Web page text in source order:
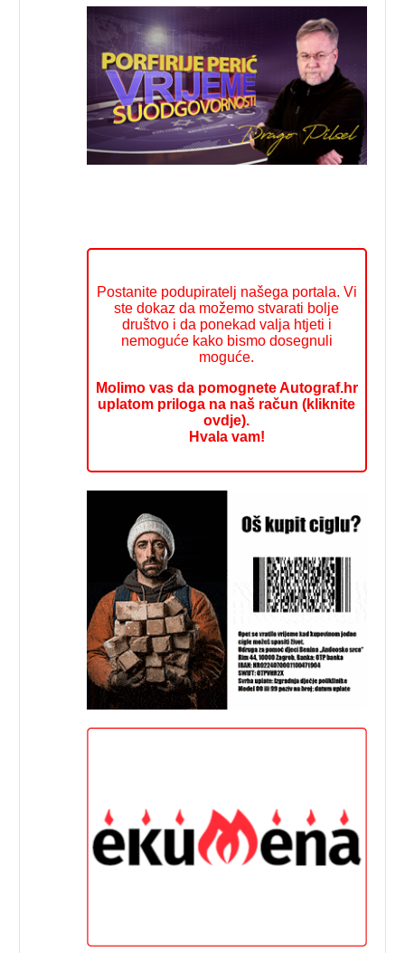
Postanite podupiratelj našega portala. Vi
ste dokaz da možemo stvarati bolje
društvo i da ponekad valja htjeti i
nemoguće kako bismo dosegnuli
moguće.
Molimo vas da pomognete Autograf.hr
uplatom priloga na naš račun (kliknite
ovdje).
Hvala vam!